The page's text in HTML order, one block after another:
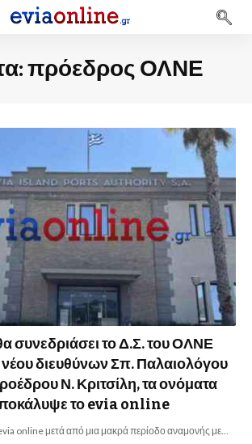
πρόεδρος ΟΛΝΕ
συνεδριάσει το Δ.Σ. του ΟΛΝΕ
διευθύνων Σπ. Παλαιολόγου
Ν. Κριτσίλη, τα ονόματα
το evia online
online μετά από μια μακρά περίοδο αναμονής με…